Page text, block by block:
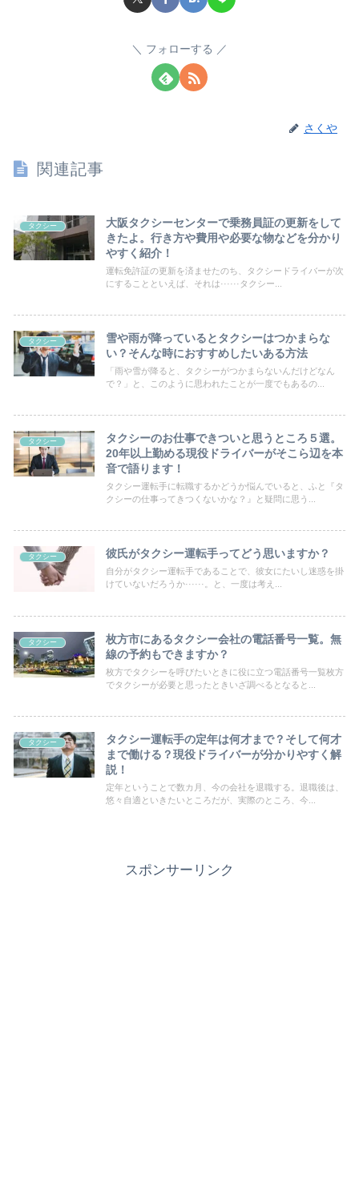
フォローする
さくや
関連記事
タクシー
大阪タクシーセンターで乗務員証の更新をして
きたよ。行き方や費用や必要な物などを分かり
やすく紹介！
運転免許証の更新を済ませたのち、タクシードライバーが次
にすることといえば、それは······タクシー...
タクシー
雪や雨が降っているとタクシーはつかまらな
い？そんな時におすすめしたいある方法
「雨や雪が降ると、タクシーがつかまらないんだけどなん
で？」と、このように思われたことが一度でもあるの...
タクシー
タクシーのお仕事できついと思うところ５選。
20年以上勤める現役ドライバーがそこら辺を本
音で語ります！
タクシー運転手に転職するかどうか悩んでいると、ふと『タ
クシーの仕事ってきつくないかな？』と疑問に思う...
タクシー 彼氏がタクシー運転手ってどう思いますか？
自分がタクシー運転手であることで、彼女にたいし迷惑を掛
けていないだろうか······。と、一度は考え...
タクシー
枚方市にあるタクシー会社の電話番号一覧。無
線の予約もできますか？
枚方でタクシーを呼びたいときに役に立つ電話番号一覧枚方
でタクシーが必要と思ったときいざ調べるとなると...
タクシー
タクシー運転手の定年は何才まで？そして何才
まで働ける？現役ドライバーが分かりやすく解
説！
定年ということで数カ月、今の会社を退職する。退職後は、
悠々自適といきたいところだが、実際のところ、今...
スポンサーリンク